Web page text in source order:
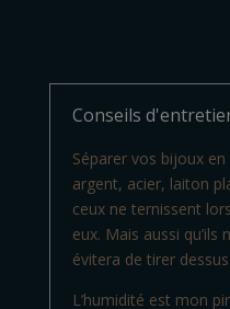
Conseils
Séparer vos bijoux
argent, acier, laiton
ceux ne ternissent
eux. Mais aussi qu’ils
évitera de tirer
L’humidité est mon